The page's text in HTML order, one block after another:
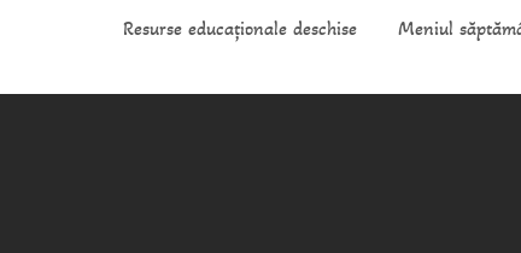
Resurse educaționale deschise Meniul